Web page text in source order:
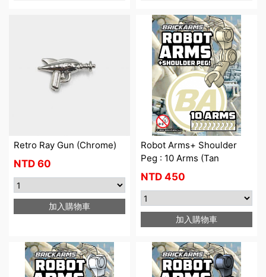
Retro Ray Gun (Chrome)
NTD 60
加入購物車
Robot Arms+ Shoulder
Peg : 10 Arms (Tan
NTD 450
加入購物車